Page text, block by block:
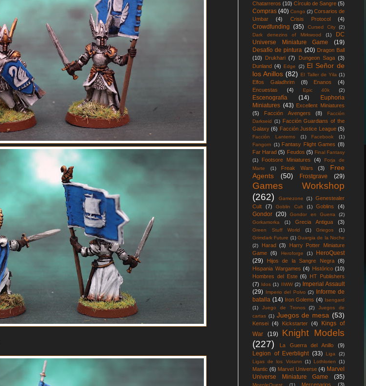
Chatarreros (10) Círculo de Sangre (5)
Compras (40) Congo (2) Corsarios de
Umbar
(4) Crisis Protocol (4)
Crowdfunding (35) Cursed City
(2)
Dark denezins of Mirkwood
(1)
DC
Universe Miniature Game
(19)
Desafío de pintura (20) Dragon Ball
(10)
Drukhari (7) Dungeon Saga (3)
Dunland (4) Edge (2) El Señor de
los Anillos (82) El Taller de Yila (1)
Elfos Galadhrim (8) Enanos
(4)
Encuestas
(4) Epic 40k (2)
Escenografía (14)
Euphoria
Miniatures (43) Excellent Miniatures
(5)
Facción Avengers (8)
Facción
Darkseid (1) Facción Guardians of the
Galaxy (6) Facción Justice League (5)
Facción Lanterns (1) Facebook
(1)
Fangorn (1) Fantasy Flight Games (8)
Far Harad (5) Feudos (5) Final Fantasy
(1)
Footsore Miniatures (4)
Forja de
Marte
(1) Freak Wars (3)
Free
Agents
(50) Frostgrave (29)
Games Workshop
(262)
Gamezone (1)
Genestealer
Cult
(7) Goblin Cult (1) Goblins (4)
Gondor (20) Gondor en Guerra
(2)
Gorkamorka
(1) Grecia Antigua (3)
Green Stuff World (1) Griegos
(1)
Grimdark Future (1) Guargia de la Noche
(2)
Harad (3)
Harry Potter Miniature
Game
(6) Heroforge (1)
HeroQuest
(29)
Hijos de la Sangre Negra
(8)
Hispania Wargames (4) Histórico (10)
Hombres del Este (6)
HT Publishers
(7) Idos (1) IIWW (2)
Imperial Assault
(29) Imperio del Polvo (2)
Informe de
batalla (14) Iron Golems (4) Isengard
(1)
Juego de Tronos (2)
Juegos de
cartas (1) Juegos de mesa (53)
Kensei (4) Kickstarter (4)
Kings of
War
(19)
Knight Models
(227)
La Guerra del Anillo (9)
Legion of Everblight (33) Liga
(2)
Ligas de los Votann
(1) Lothlorien (1)
Mantic (6) Marvel Universe (4) Marvel
Universe Miniature Game
(35)
MeepleQuest (1) Mercenarios (3)